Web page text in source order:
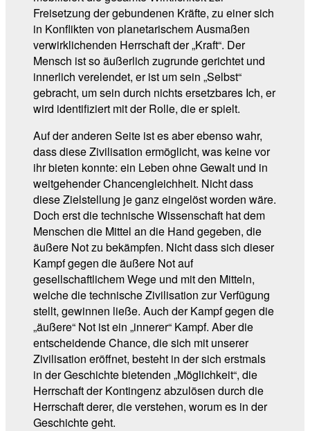
Freisetzung der gebundenen Kräfte, zu einer sich
in Konflikten von planetarischem Ausmaßen
verwirklichenden Herrschaft der „Kraft“. Der
Mensch ist so äußerlich zugrunde gerichtet und
innerlich verelendet, er ist um sein „Selbst“
gebracht, um sein durch nichts ersetzbares Ich, er
wird identifiziert mit der Rolle, die er spielt.
Auf der anderen Seite ist es aber ebenso wahr,
dass diese Zivilisation ermöglicht, was keine vor
ihr bieten konnte: ein Leben ohne Gewalt und in
weitgehender Chancengleichheit. Nicht dass
diese Zielstellung je ganz eingelöst worden wäre.
Doch erst die technische Wissenschaft hat dem
Menschen die Mittel an die Hand gegeben, die
äußere Not zu bekämpfen. Nicht dass sich dieser
Kampf gegen die äußere Not auf
gesellschaftlichem Wege und mit den Mitteln,
welche die technische Zivilisation zur Verfügung
stellt, gewinnen ließe. Auch der Kampf gegen die
„äußere“ Not ist ein „innerer“ Kampf. Aber die
entscheidende Chance, die sich mit unserer
Zivilisation eröffnet, besteht in der sich erstmals
in der Geschichte bietenden „Möglichkeit“, die
Herrschaft der Kontingenz abzulösen durch die
Herrschaft derer, die verstehen, worum es in der
Geschichte geht.